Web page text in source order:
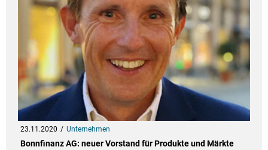
23.11.2020 Unternehmen
Bonnfinanz AG: neuer Vorstand für Produkte und Märkte